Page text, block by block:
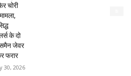
चोरी
के दो
जेवर
फरार
30, 2026